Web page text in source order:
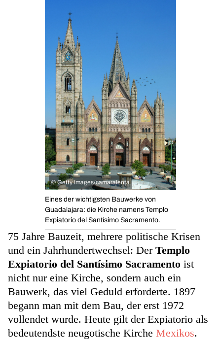
© Getty Images/camaralenta
Eines der wichtigsten Bauwerke von
Guadalajara: die Kirche namens Templo
Expiatorio del Santísimo Sacramento.
75 Jahre Bauzeit, mehrere politische Krisen
und ein Jahrhundertwechsel: Der Templo
Expiatorio del Santísimo Sacramento ist
nicht nur eine Kirche, sondern auch ein
Bauwerk, das viel Geduld erforderte. 1897
begann man mit dem Bau, der erst 1972
vollendet wurde. Heute gilt der Expiatorio als
bedeutendste neugotische Kirche Mexikos.